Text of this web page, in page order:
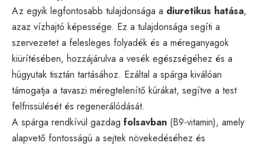
Az egyik legfontosabb tulajdonsága a diuretikus hatása,
azaz vízhajtó képessége. Ez a tulajdonsága segíti a
szervezetet a felesleges folyadék és a méreganyagok
kiürítésében, hozzájárulva a vesék egészségéhez és a
húgyutak tisztán tartásához. Ezáltal a spárga kiválóan
támogatja a tavaszi méregtelenítő kúrákat, segítve a test
felfrissülését és regenerálódását.
A spárga rendkívül gazdag folsavban (B9-vitamin), amely
alapvető fontosságú a sejtek növekedéséhez és